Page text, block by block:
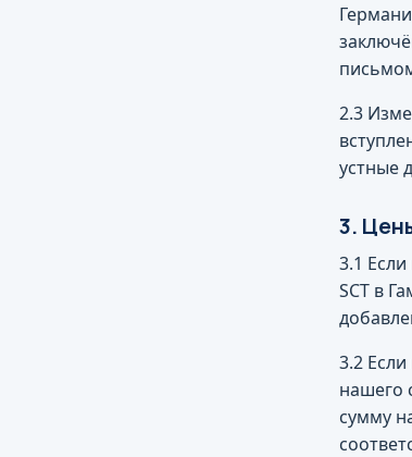
2.3
устные
3.
3.1
SCT в
3.2
нашего
сумму